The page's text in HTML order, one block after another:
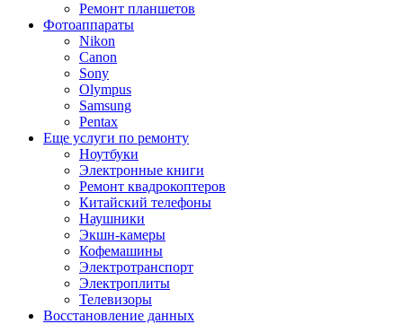
Ремонт планшетов
Фотоаппараты
Nikon
Canon
Sony
Olympus
Samsung
Pentax
Еще услуги по ремонту
Ноутбуки
Электронные книги
Ремонт квадрокоптеров
Китайский телефоны
Наушники
Экшн-камеры
Кофемашины
Электротранспорт
Электроплиты
Телевизоры
Восстановление данных